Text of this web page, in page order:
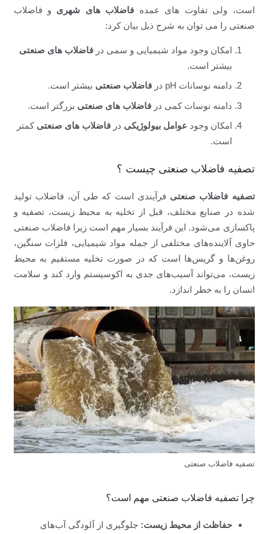
است، ولی تفاوت های عمده فاضلاب های شهری و فاضلاب
صنعتی را می توان به شرح ذیل بیان کرد:
امکان وجود مواد شیمیایی و سمی در فاضلاب های صنعتی
بیشتر است.
دامنه نوسانات pH در
فاضلاب صنعتی بیشتر است.
دامنه نوسات کمی در فاضلاب های صنعتی بزرگتر است.
امکان وجود عوامل بیولوژیکی در فاضلاب های صنعتی کمتر
است.
تصفیه فاضلاب صنعتی چیست ؟
تصفیه فاضلاب صنعتی فرآیندی است که طی آن، فاضلاب تولید
شده در صنایع مختلف، قبل از تخلیه به محیط زیست، تصفیه و
پاکسازی می‌شود. این فرآیند بسیار مهم است زیرا فاضلاب صنعتی
حاوی آلاینده‌های مختلفی از جمله مواد شیمیایی، فلزات سنگین،
روغن‌ها و گریس‌ها است که در صورت تخلیه مستقیم به محیط
زیست، می‌تواند آسیب‌های جدی به اکوسیستم وارد کند و سلامت
انسان را به خطر اندازد.
تصفیه فاضلاب صنعتی
چرا تصفیه فاضلاب صنعتی مهم است؟
حفاظت از محیط زیست: جلوگیری از آلودگی آب‌های